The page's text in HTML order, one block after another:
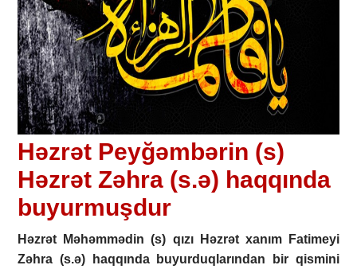
Həzrət Peyğəmbərin (s)
Həzrət Zəhra (s.ə) haqqında
buyurmuşdur
Həzrət Məhəmmədin (s) qızı Həzrət xanım Fatimeyi
Zəhra (s.ə) haqqında buyurduqlarından bir qismini